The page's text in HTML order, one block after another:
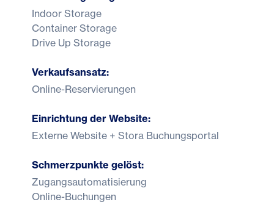
Indoor Storage
Container Storage
Drive Up Storage
Verkaufsansatz:
Online-Reservierungen
Einrichtung der Website:
Externe Website + Stora Buchungsportal
Schmerzpunkte gelöst:
Zugangsautomatisierung
Online-Buchungen